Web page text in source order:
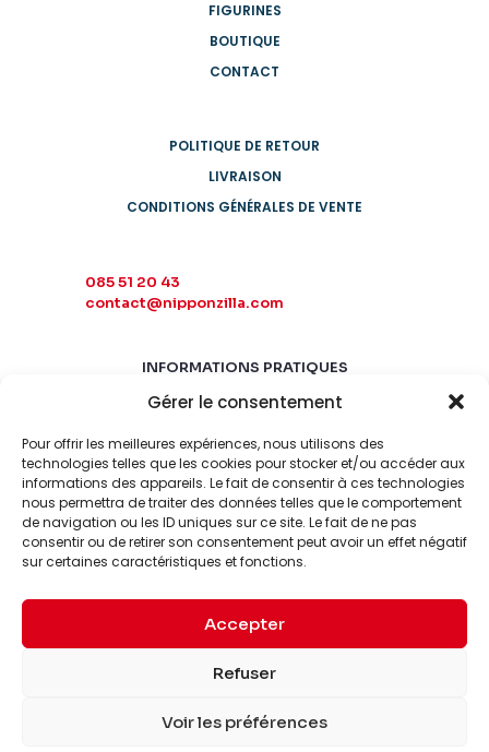
Gérer le consentement
Pour offrir les meilleures expériences, nous utilisons des
technologies telles que les cookies pour stocker et/ou accéder aux
informations des appareils. Le fait de consentir à ces technologies
nous permettra de traiter des données telles que le comportement
de navigation ou les ID uniques sur ce site. Le fait de ne pas
consentir ou de retirer son consentement peut avoir un effet négatif
sur certaines caractéristiques et fonctions.
Accepter
Refuser
Voir les préférences
FIGURINES
BOUTIQUE
CONTACT
POLITIQUE DE RETOUR
LIVRAISON
CONDITIONS GÉNÉRALES DE VENTE
085 51 20 43
contact@nipponzilla.com
INFORMATIONS PRATIQUES
MARDI-SAMEDI
LUNDI-DIMANCHE
FERMÉ
© 2026 Nipponzilla. Tous
Mentions